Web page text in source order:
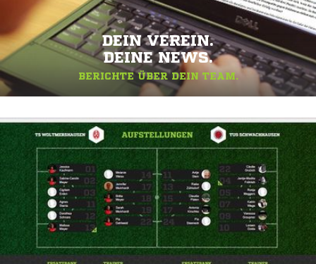
DEIN VEREIN.
DEINE NEWS.
BERICHTE ÜBER DEIN TEAM.